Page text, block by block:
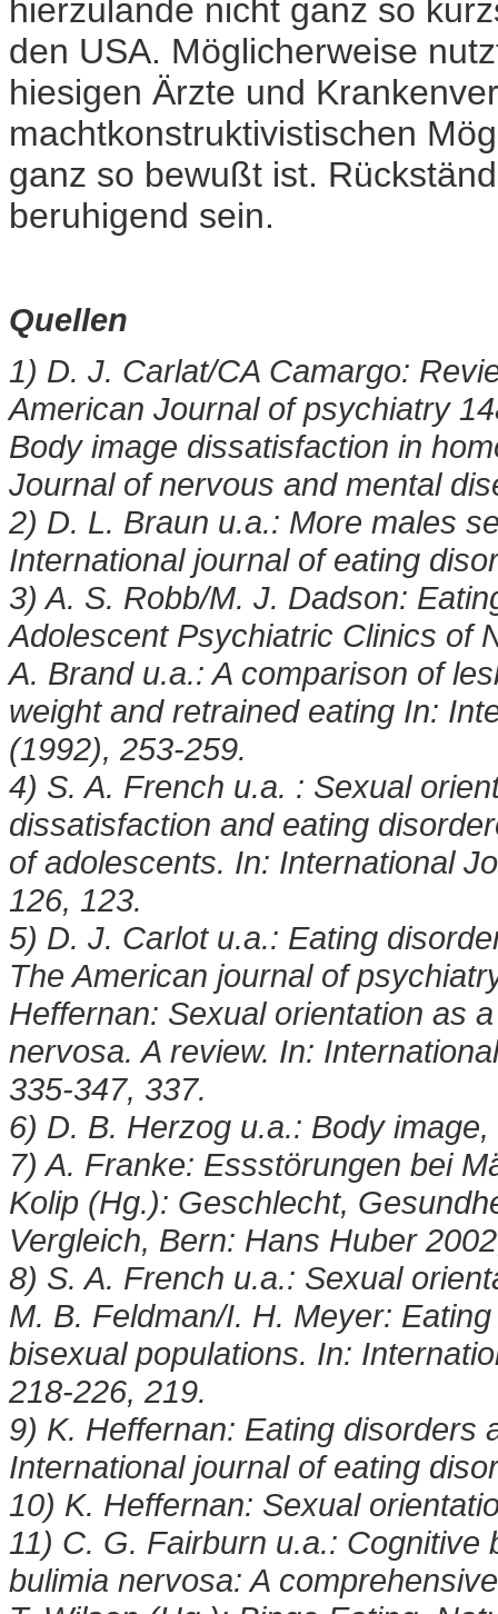
hierzulande nicht ganz so
den USA. Möglicherweise
hiesigen Ärzte und
machtkonstruktivistischen
ganz so bewußt ist.
beruhigend sein.
Quellen
1) D. J. Carlat/CA Camargo:
American Journal of psychiatry
Body image dissatisfaction in
Journal of nervous and mental
2) D. L. Braun u.a.: More males
International journal of eating
3) A. S. Robb/M. J. Dadson:
Adolescent Psychiatric Clinics of
A. Brand u.a.: A comparison of
weight and retrained eating In:
(1992), 253-259.
4) S. A. French u.a. : Sexual
dissatisfaction and eating
of adolescents. In: International
126, 123.
5) D. J. Carlot u.a.: Eating
The American journal of
Heffernan: Sexual orientation as
nervosa. A review. In:
335-347, 337.
6) D. B. Herzog u.a.: Body image,
7) A. Franke: Essstörungen bei
Kolip (Hg.): Geschlecht,
Vergleich, Bern: Hans Huber
8) S. A. French u.a.: Sexual
M. B. Feldman/I. H. Meyer:
bisexual populations. In:
218-226, 219.
9) K. Heffernan: Eating disorders
International journal of eating
10) K. Heffernan: Sexual
11) C. G. Fairburn u.a.:
bulimia nervosa: A